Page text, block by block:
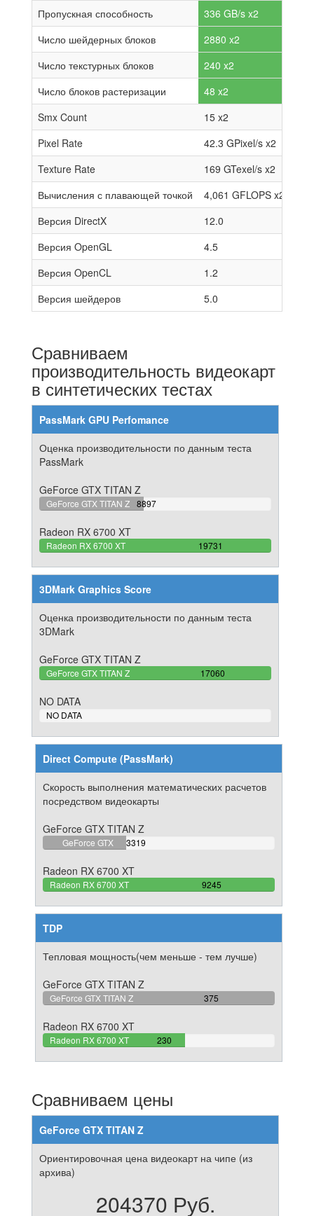
Пропускная способность
336 GB/s x2
Число шейдерных блоков
2880 x2
Число текстурных блоков
240 x2
Число блоков растеризации
48 x2
Smx Count
15 x2
Pixel Rate
42.3 GPixel/s x2
Texture Rate
169 GTexel/s x2
Вычисления с плавающей точкой
4,061 GFLOPS x2
Версия DirectX
12.0
Версия OpenGL
4.5
Версия OpenCL
1.2
Версия шейдеров
5.0
Сравниваем
производительность видеокарт
в синтетических тестах
PassMark GPU Perfomance
Оценка производительности по данным теста
PassMark
GeForce GTX TITAN Z
GeForce GTX TITAN Z 8897
45.091480411535%
Radeon RX 6700 XT
Radeon RX 6700 XT 19731
100%
3DMark Graphics Score
Оценка производительности по данным теста
3DMark
GeForce GTX TITAN Z
GeForce GTX TITAN Z 17060
100%
NO DATA
NO DATA
0%
Direct Compute (PassMark)
Скорость выполнения математических расчетов
посредством видеокарты
GeForce GTX TITAN Z
GeForce GTX
3319
35.900486749594%
Radeon RX 6700 XT
Radeon RX 6700 XT 9245
100%
TDP
Тепловая мощность(чем меньше - тем лучше)
GeForce GTX TITAN Z
GeForce GTX TITAN Z 375
100%
Radeon RX 6700 XT
Radeon RX 6700 XT 230
61.333333333333%
Сравниваем цены
GeForce GTX TITAN Z
Ориентировочная цена видеокарт на чипе (из
архива)
204370 Руб.